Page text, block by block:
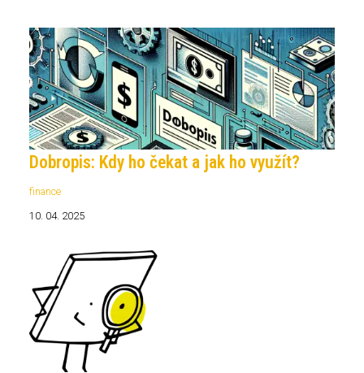
Dobropis: Kdy ho čekat a jak ho využít?
finance
10. 04. 2025